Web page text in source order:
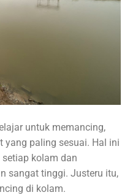
untuk memancing,
yang paling sesuai. Hal ini
kolam dan
sangat tinggi. Justeru itu,
di kolam.